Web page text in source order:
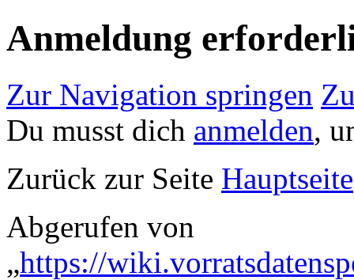
Anmeldung
Zur Navigation springen
Du musst dich anmelden,
Zurück zur Seite Hauptseite
Abgerufen von
„https://